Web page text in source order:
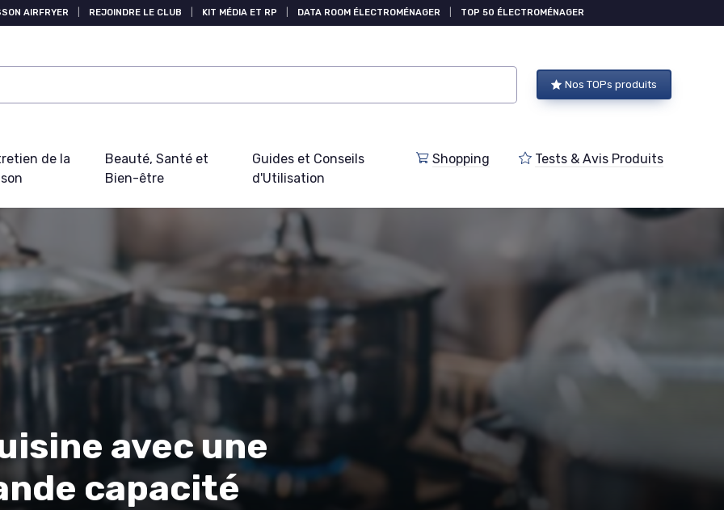
AIRFRYER REJOINDRE LE CLUB KIT MÉDIA ET RP DATA ROOM ÉLECTROMÉNAGER TOP 50 ÉLECTROMÉNAGER
Nos TOPs produits
de la
Beauté, Santé et
Bien-être
Guides et Conseils
d'Utilisation
Shopping Tests & Avis Produits
avec une
capacité